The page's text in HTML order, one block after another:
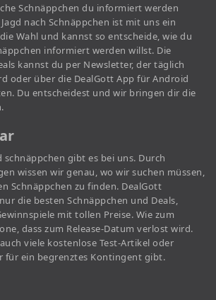
Schnäppchen du informiert werden
nach Schnäppchen ist mit uns ein
Wahl und kannst so entscheide, wie du
informiert werden willst. Die
kannst du per Newsletter, der täglich
oder über die DealGott App für Android
Du entscheidest und wir bringen dir die
schnäppchen gibt es bei uns. Durch
wissen wir genau, wo wir suchen müssen,
Schnäppchen zu finden. DealGott
die besten Schnäppchen und Deals,
mit tollen Preise. Wie zum
dass zum Release-Datum verlost wird.
viele kostenlose Test-Artikel oder
für ein begrenztes Kontingent gibt.